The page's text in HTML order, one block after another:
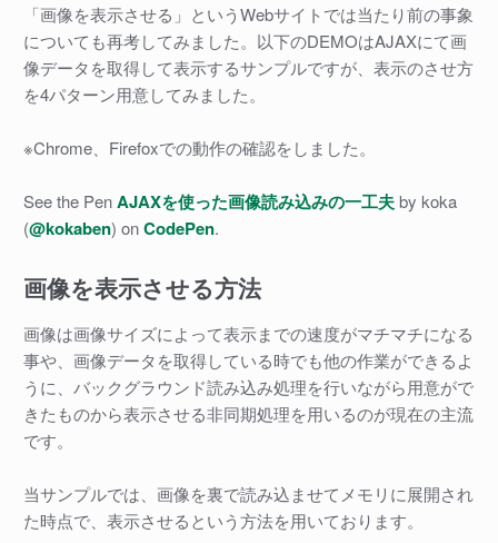
「画像を表示させる」というWebサイトでは当たり前の事象
についても再考してみました。以下のDEMOはAJAXにて画
像データを取得して表示するサンプルですが、表示のさせ方
を4パターン用意してみました。
※Chrome、Firefoxでの動作の確認をしました。
See the PenAJAXを使った画像読み込みの一工夫by koka
(@kokaben) onCodePen.
画像を表示させる方法
画像は画像サイズによって表示までの速度がマチマチになる
事や、画像データを取得している時でも他の作業ができるよ
うに、バックグラウンド読み込み処理を行いながら用意がで
きたものから表示させる非同期処理を用いるのが現在の主流
です。
当サンプルでは、画像を裏で読み込ませてメモリに展開され
た時点で、表示させるという方法を用いております。